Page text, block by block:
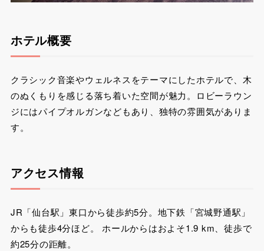
ホテル概要
クラシック音楽やウェルネスをテーマにしたホテルで、木
のぬくもりを感じる落ち着いた空間が魅力。ロビーラウン
ジにはパイプオルガンなどもあり、独特の雰囲気がありま
す。
アクセス情報
JR「仙台駅」東口から徒歩約5分。地下鉄「宮城野通駅」
からも徒歩4分ほど。 ホールからはおよそ1.9 km、徒歩で
約25分の距離。